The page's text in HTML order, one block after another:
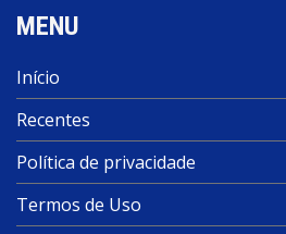
MENU
Início
Recentes
Política de privacidade
Termos de Uso